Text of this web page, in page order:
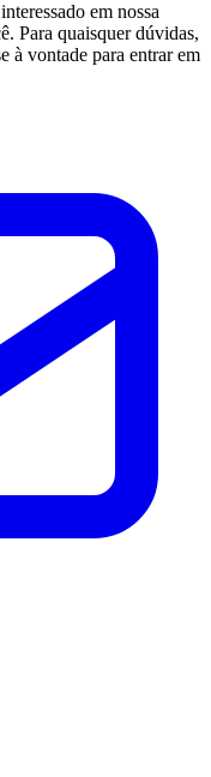
em nossa
Para quaisquer dúvidas,
à vontade para entrar em